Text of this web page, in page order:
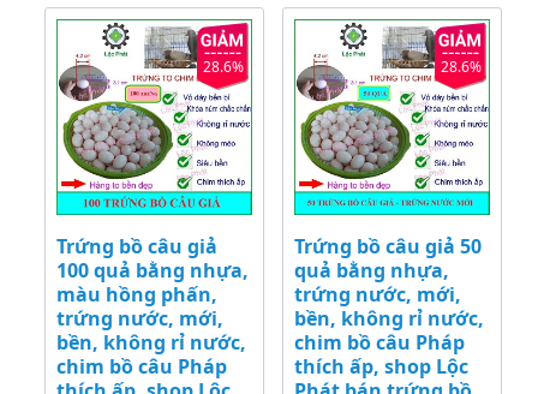
28.6%
Trứng bồ câu giả
100 quả bằng nhựa,
màu hồng phấn,
trứng nước, mới,
bền, không rỉ nước,
chim bồ câu Pháp
28.6%
Trứng bồ câu giả 50
quả bằng nhựa,
trứng nước, mới,
bền, không rỉ nước,
chim bồ câu Pháp
thích ấp, shop Lộc